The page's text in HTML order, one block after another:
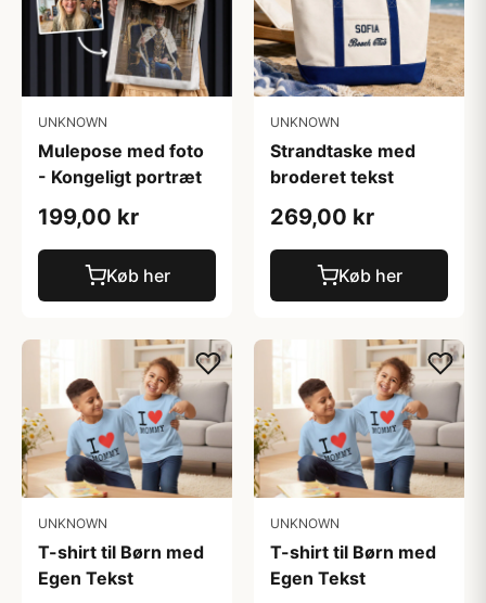
UNKNOWN
Mulepose med foto
- Kongeligt portræt
199,00 kr
Køb her
UNKNOWN
Strandtaske med
broderet tekst
269,00 kr
Køb her
UNKNOWN
T-shirt til Børn med
Egen Tekst
UNKNOWN
T-shirt til Børn med
Egen Tekst